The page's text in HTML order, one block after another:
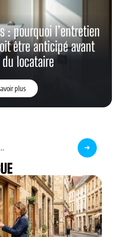
: pourquoi l’entretien
être anticipé avant
du locataire
plus